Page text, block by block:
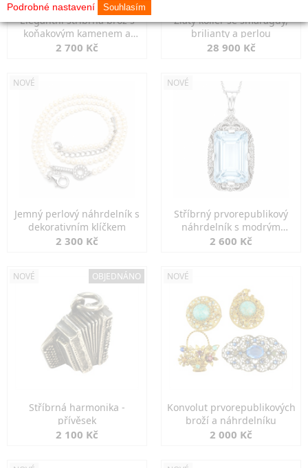
Elegantní stříbrná brož s
koňakovým kamenem a
markazity
2 700 Kč
Zlatý kolier se smaragdy,
brilianty a perlou
28 900 Kč
NOVÉ
Jemný perlový náhrdelník s
dekorativním klíčkem
2 300 Kč
NOVÉ
Stříbrný prvorepublikový
náhrdelník s modrým
spinelem
2 600 Kč
NOVÉ OBJEDNÁNO
Stříbrná harmonika -
přívěsek
2 100 Kč
NOVÉ
Konvolut prvorepublikových
broží a náhrdelníku
2 000 Kč
Podrobné nastavení Souhlasím